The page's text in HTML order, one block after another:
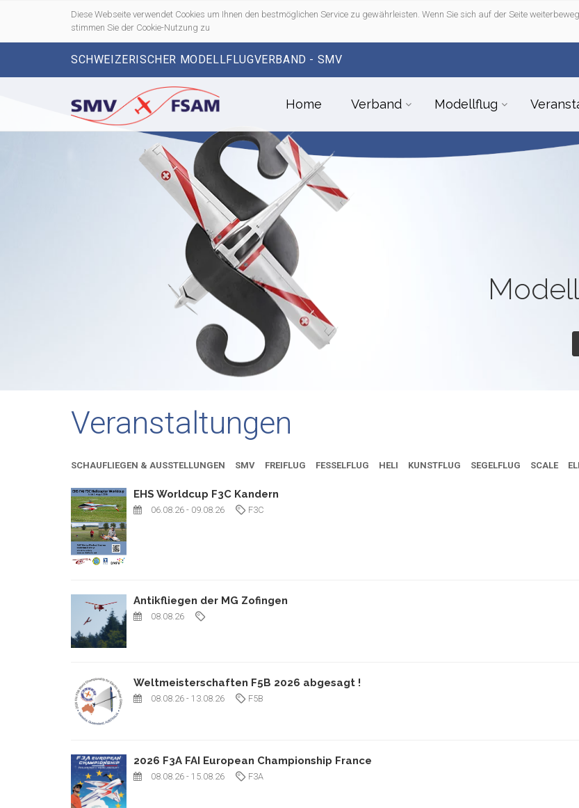
Diese Webseite verwendet Cookies um Ihnen den bestmöglichen Service zu gewährleisten. Wenn Sie sich auf der Seite
stimmen Sie der Cookie-Nutzung zu
SCHWEIZERISCHER MODELLFLUGVERBAND - SMV
Home Verband Modellflug
Veranstaltungen
SCHAUFLIEGEN & AUSSTELLUNGEN SMV FREIFLUG FESSELFLUG HELI KUNSTFLUG SEGELFLUG SCALE
EHS Worldcup F3C Kandern
06.08.26 - 09.08.26 F3C
Antikfliegen der MG Zofingen
08.08.26
Weltmeisterschaften F5B 2026 abgesagt !
08.08.26 - 13.08.26 F5B
2026 F3A FAI European Championship France
08.08.26 - 15.08.26 F3A